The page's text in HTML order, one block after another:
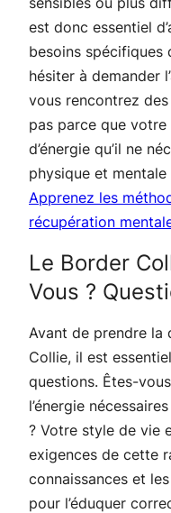
est donc essentiel
besoins spécifiques
hésiter à demander
vous rencontrez
pas parce que
d’énergie qu’il ne
physique et
Apprenez les
récupération
Le Border
Vous ?
Avant de prendre la
Collie, il est
questions. Êtes-
l’énergie
? Votre style de vie
exigences de cette
connaissances et
pour l’éduquer